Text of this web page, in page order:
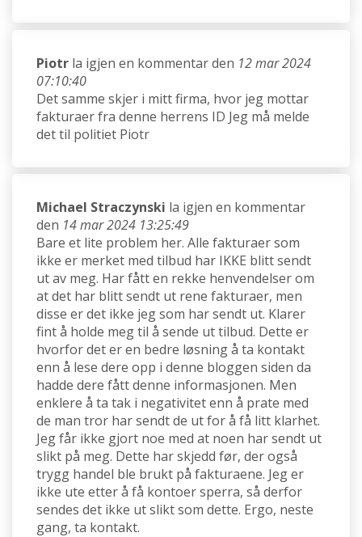
Piotr la igjen en kommentar den 12 mar 2024
07:10:40
Det samme skjer i mitt firma, hvor jeg mottar
fakturaer fra denne herrens ID Jeg må melde
det til politiet Piotr
Michael Straczynski la igjen en kommentar
den 14 mar 2024 13:25:49
Bare et lite problem her. Alle fakturaer som
ikke er merket med tilbud har IKKE blitt sendt
ut av meg. Har fått en rekke henvendelser om
at det har blitt sendt ut rene fakturaer, men
disse er det ikke jeg som har sendt ut. Klarer
fint å holde meg til å sende ut tilbud. Dette er
hvorfor det er en bedre løsning å ta kontakt
enn å lese dere opp i denne bloggen siden da
hadde dere fått denne informasjonen. Men
enklere å ta tak i negativitet enn å prate med
de man tror har sendt de ut for å få litt klarhet.
Jeg får ikke gjort noe med at noen har sendt ut
slikt på meg. Dette har skjedd før, der også
trygg handel ble brukt på fakturaene. Jeg er
ikke ute etter å få kontoer sperra, så derfor
sendes det ikke ut slikt som dette. Ergo, neste
gang, ta kontakt.